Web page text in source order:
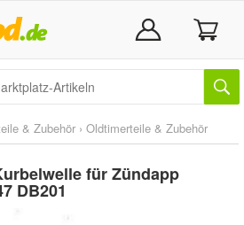
& Zubehör › Oldtimerteile & Zubehör
für Zündapp
DB201